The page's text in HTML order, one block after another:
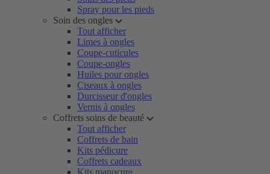
Spray pour les pieds
Soin des ongles
Tout afficher
Limes à ongles
Coupe-cuticules
Coupe-ongles
Huiles pour ongles
Ciseaux à ongles
Durcisseur d'ongles
Vernis à ongles
Coffrets soins de beauté
Tout afficher
Coffrets de bain
Kits pédicure
Coffrets cadeaux
Kits manucure